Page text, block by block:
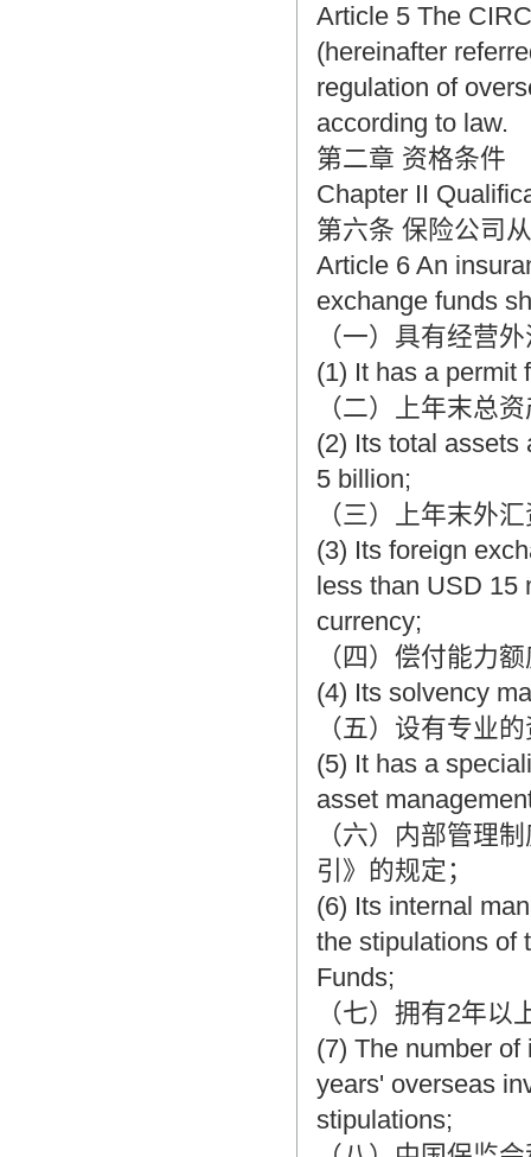
Article 5 The
(hereinafter
regulation of
according to law.
第二章 资格条件
Chapter II
第六条 保险公司
Article 6 An
exchange funds
（一）具有经营
(1) It has a permit
（二）上年末总
(2) Its total assets
5 billion;
（三）上年末外
(3) Its foreign
less than USD 15
currency;
（四）偿付能力
(4) Its solvency
（五）设有专业
(5) It has a
asset
（六）内部管理
引》的规定；
(6) Its internal
the stipulations of
Funds;
（七）拥有2年
(7) The number
years' overseas
stipulations;